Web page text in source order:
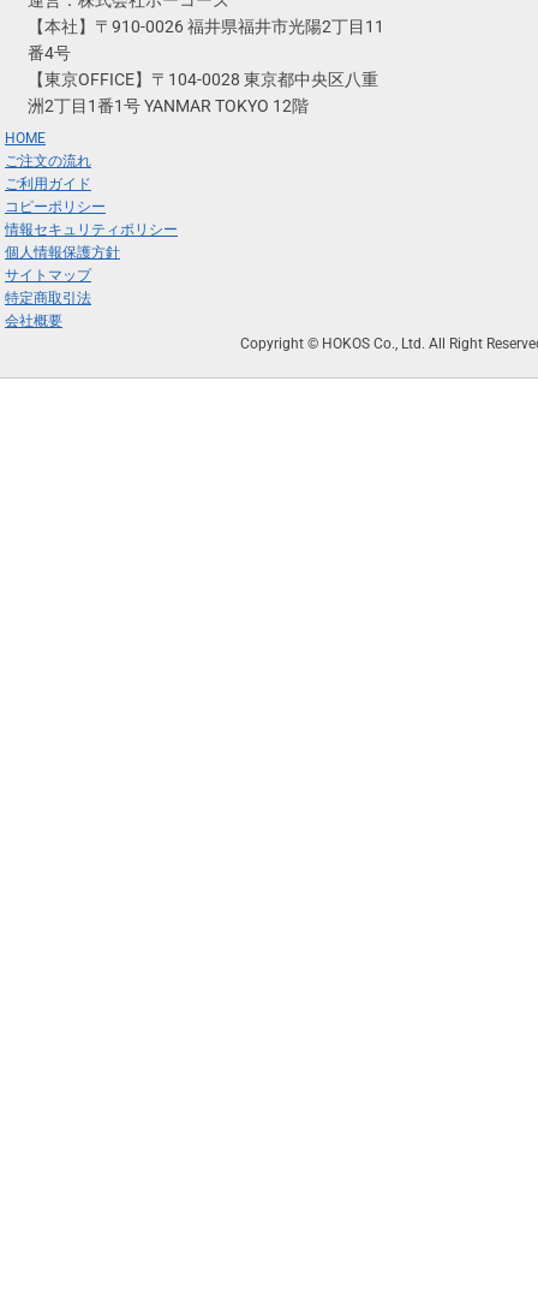
【本社】〒910-0026 福井県福井市光陽2丁目11
番4号
【東京OFFICE】〒104-0028 東京都中央区八重
洲2丁目1番1号 YANMAR TOKYO 12階
HOME
ご注文の流れ
ご利用ガイド
コピーポリシー
情報セキュリティポリシー
個人情報保護方針
サイトマップ
特定商取引法
会社概要
Copyright © HOKOS Co., Ltd. All Right